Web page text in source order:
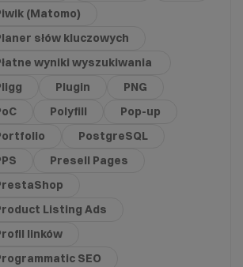
(Matomo)
słów kluczowych
wyniki wyszukiwania
Plugin
PNG
Polyfill
Pop-up
PostgreSQL
Presell Pages
Listing Ads
linków
SEO